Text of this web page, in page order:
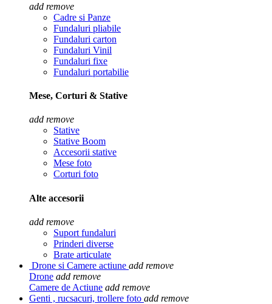
add remove
Cadre si Panze
Fundaluri pliabile
Fundaluri carton
Fundaluri Vinil
Fundaluri fixe
Fundaluri portabilie
Mese, Corturi & Stative
add remove
Stative
Stative Boom
Accesorii stative
Mese foto
Corturi foto
Alte accesorii
add remove
Suport fundaluri
Prinderi diverse
Brate articulate
Drone si Camere actiune add remove
Drone add remove
Camere de Actiune add remove
Genti , rucsacuri, trollere foto add remove